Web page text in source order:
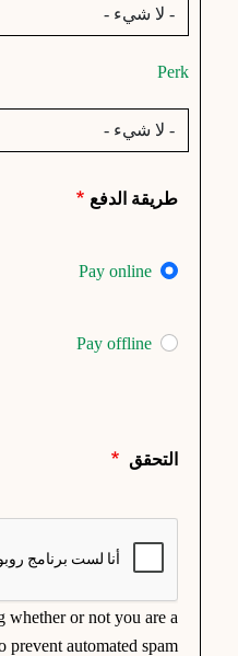
Perk
طريقة الدفع
Pay online
Pay offline
التحقق
whether or not you are a
prevent automated spam